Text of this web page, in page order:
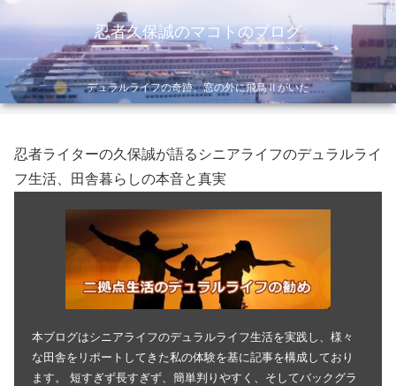
忍者久保誠のマコトのブログ
デュラルライフの奇跡、窓の外に飛鳥Ⅱがいた
忍者ライターの久保誠が語るシニアライフのデュラルライ
フ生活、田舎暮らしの本音と真実
本ブログはシニアライフのデュラルライフ生活を実践し、様々
な田舎をリポートしてきた私の体験を基に記事を構成しており
ます。 短すぎず長すぎず、簡単判りやすく、そしてバックグラ